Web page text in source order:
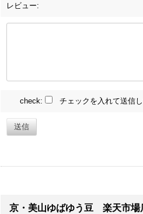
レビュー:
check: チェックを入れて送信し
送信
京・美山ゆばゆう豆 楽天市場